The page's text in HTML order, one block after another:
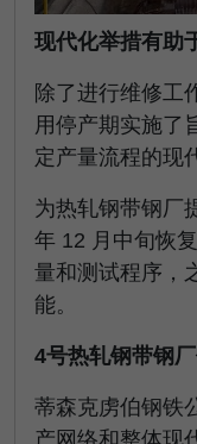
现代化举措有助
除了进行维修工
用停产期实施了
定产量流程的现
为热轧钢带钢厂
年 12 月中旬恢
量和测试程序，
能。
4号热轧钢带钢
蒂森克虏伯钢铁
产网络和整体现